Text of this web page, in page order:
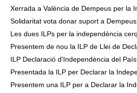
Xerrada a València de Dempeus per la
Solidaritat vota donar suport a
Les dues ILPs per la independència
Presentem de nou la ILP de Llei de
ILP Declaració d'Independència del
Presentada la ILP per Declarar la
Presentem una ILP per a Declarar la